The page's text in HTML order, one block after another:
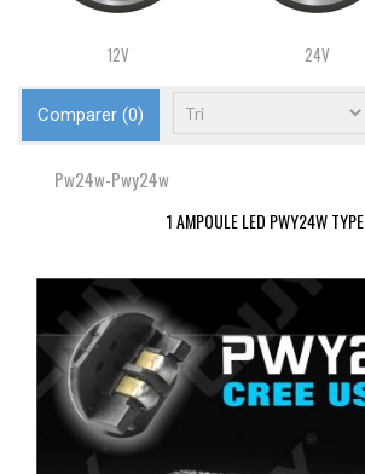
12V 24V
Comparer (0)
Pw24w-Pwy24w
1 AMPOULE LED PWY24W TYPE...